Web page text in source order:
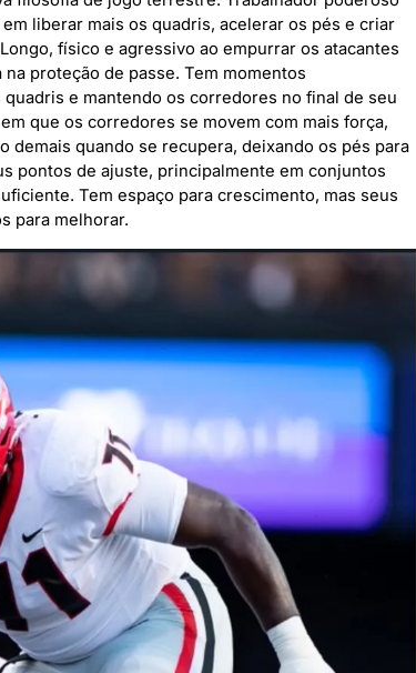
liberar mais os quadris, acelerar os pés e criar
físico e agressivo ao empurrar os atacantes
proteção de passe. Tem momentos
e mantendo os corredores no final de seu
que os corredores se movem com mais força,
demais quando se recupera, deixando os pés para
pontos de ajuste, principalmente em conjuntos
Tem espaço para crescimento, mas seus
para melhorar.